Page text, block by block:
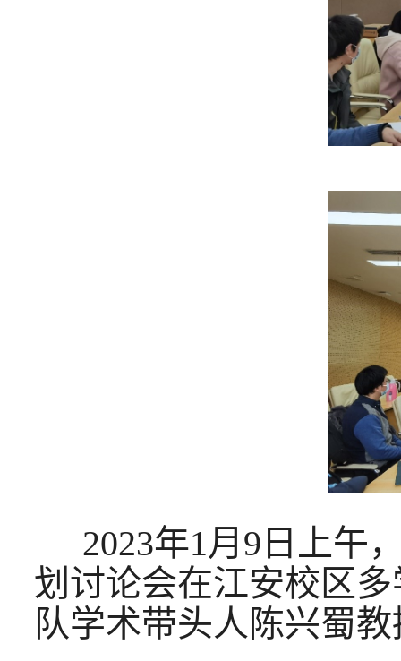
2023年1月9日上午
划讨论会在江安校区
队学术带头人陈兴蜀